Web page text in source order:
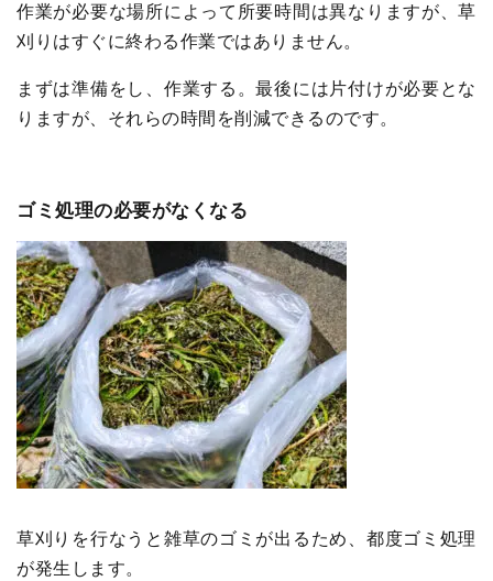
作業が必要な場所によって所要時間は異なりますが、草
刈りはすぐに終わる作業ではありません。
まずは準備をし、作業する。最後には片付けが必要とな
りますが、それらの時間を削減できるのです。
ゴミ処理の必要がなくなる
草刈りを行なうと雑草のゴミが出るため、都度ゴミ処理
が発生します。